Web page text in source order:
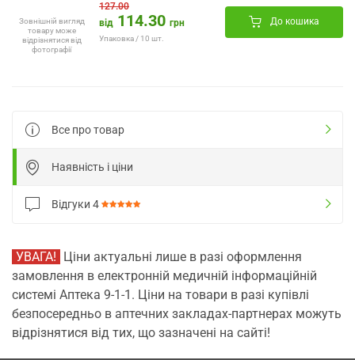
Зовнішній вигляд
товару може
відрізнятися від
фотографії
127.00
від 114.30 грн
Упаковка / 10 шт.
До кошика
Все про товар
Наявність і ціни
Відгуки 4
УВАГА! Ціни актуальні лише в разі оформлення
замовлення в електронній медичній інформаційній
системі Аптека 9-1-1. Ціни на товари в разі купівлі
безпосередньо в аптечних закладах-партнерах можуть
відрізнятися від тих, що зазначені на сайті!